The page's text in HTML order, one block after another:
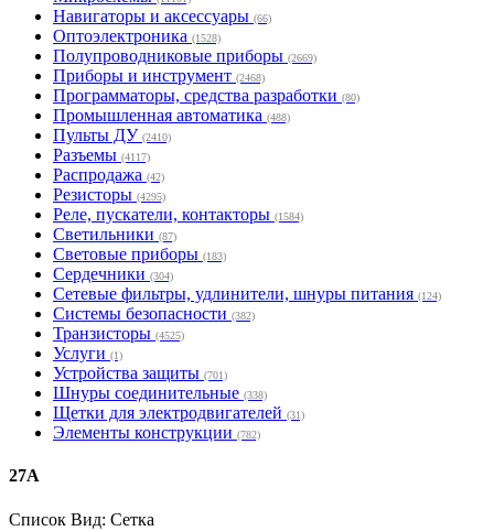
Навигаторы и аксессуары (66)
Оптоэлектроника (1528)
Полупроводниковые приборы (2669)
Приборы и инструмент (2468)
Программаторы, средства разработки (80)
Промышленная автоматика (488)
Пульты ДУ (2410)
Разъемы (4117)
Распродажа (42)
Резисторы (4295)
Реле, пускатели, контакторы (1584)
Светильники (87)
Световые приборы (183)
Сердечники (304)
Сетевые фильтры, удлинители, шнуры питания (124)
Системы безопасности (382)
Транзисторы (4525)
Услуги (1)
Устройства защиты (701)
Шнуры соединительные (338)
Щетки для электродвигателей (31)
Элементы конструкции (782)
27A
Список Вид: Сетка